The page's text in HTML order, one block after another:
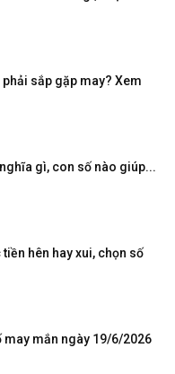
sắp gặp may? Xem
gì, con số nào giúp...
hên hay xui, chọn số
may mắn ngày 19/6/2026